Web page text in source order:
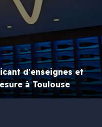
d'enseignes et
à Toulouse